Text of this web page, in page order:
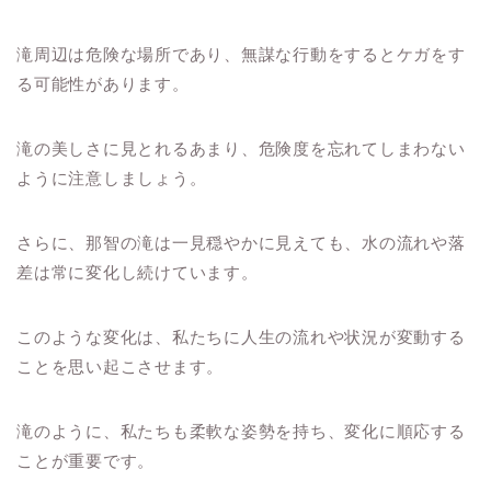
滝周辺は危険な場所であり、無謀な行動をするとケガをす
る可能性があります。
滝の美しさに見とれるあまり、危険度を忘れてしまわない
ように注意しましょう。
さらに、那智の滝は一見穏やかに見えても、水の流れや落
差は常に変化し続けています。
このような変化は、私たちに人生の流れや状況が変動する
ことを思い起こさせます。
滝のように、私たちも柔軟な姿勢を持ち、変化に順応する
ことが重要です。